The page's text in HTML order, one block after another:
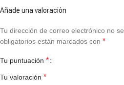
Añade una valoración
Tu dirección de correo electrónico no
obligatorios están marcados con *
Tu puntuación *
Tu valoración *